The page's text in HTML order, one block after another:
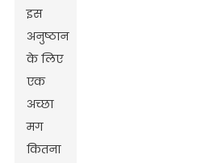
इस
अनुष्ठान
के लिए
एक
अच्छा
मग
कितना